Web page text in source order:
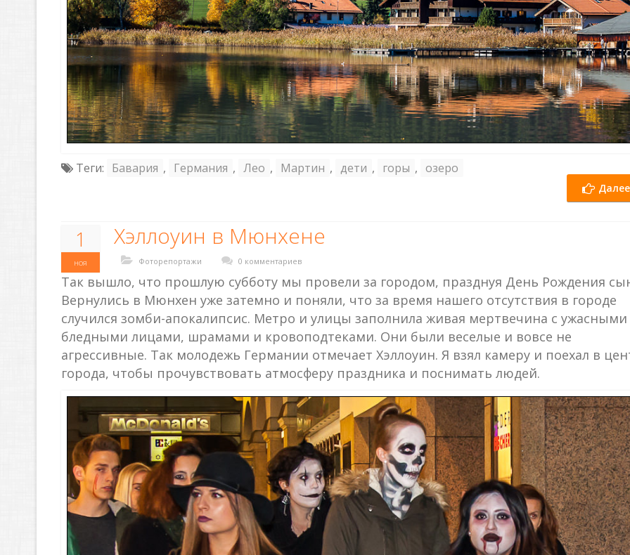
Теги: Бавария , Германия , Лео , Мартин , дети , горы , озеро
Далее
1
ноя
Хэллоуин в Мюнхене
Фоторепортажи 0 комментариев
Так вышло, что прошлую субботу мы провели за городом, празднуя День Рождения
Вернулись в Мюнхен уже затемно и поняли, что за время нашего отсутствия в городе
случился зомби-апокалипсис. Метро и улицы заполнила живая мертвечина с ужасными
бледными лицами, шрамами и кровоподтеками. Они были веселые и вовсе не
агрессивные. Так молодежь Германии отмечает Хэллоуин. Я взял камеру и поехал в
города, чтобы прочувствовать атмосферу праздника и поснимать людей.